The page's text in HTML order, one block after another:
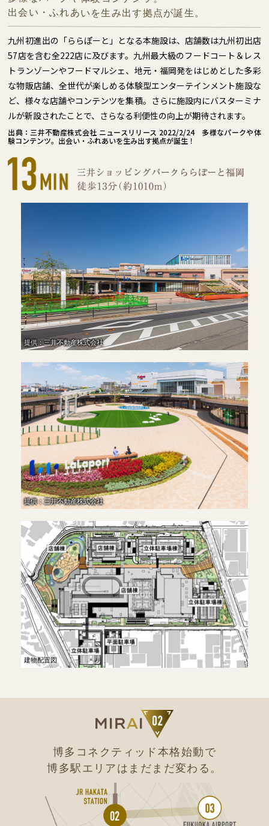
出会い・ふれあいを生み出す拠点が誕生。
九州初進出の「ららぽーと」となる本施設は、店舗数は九州初出店
57店を含む全222店に及びます。九州最大級のフードコート＆レス
トランゾーンやフードマルシェ、地元・福岡発をはじめとした多彩
な物販店舗、全世代が楽しめる体験型エンターテインメント施設な
ど、様々な店舗やコンテンツを集積。さらに施設内にバスターミナ
ルが新設されたことで、さらなる利便性の向上が期待されます。
出典：三井不動産株式会社 ニュースリリース 2022/2/24 多様なパークや体
験コンテンツ。出会い・ふれあいを生み出す拠点が誕生！
提供：三井不動産株式会社
提供：三井不動産株式会社
建物配置図
博多コネクティッド本格始動で
博多駅エリアはまだまだ変わる。